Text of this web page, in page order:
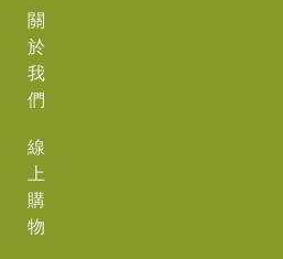
關
於
我
們
線
上
購
物